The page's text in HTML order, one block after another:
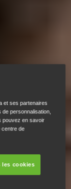
et ses partenaires
personnalisation,
pouvez en savoir
centre de
cookies